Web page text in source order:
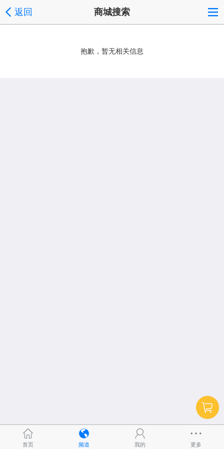
返回 商城搜索
抱歉，暂无相关信息
首页 频道 我的 更多